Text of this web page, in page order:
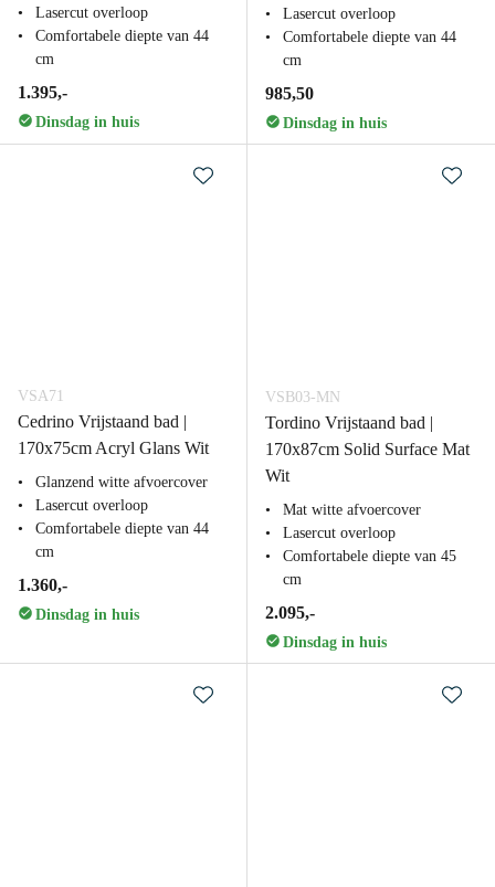
Lasercut overloop
Comfortabele diepte van 44
cm
1.395,-
Dinsdag in huis
Lasercut overloop
Comfortabele diepte van 44
cm
985,50
Dinsdag in huis
VSA71
Cedrino Vrijstaand bad |
170x75cm Acryl Glans Wit
Glanzend witte afvoercover
Lasercut overloop
Comfortabele diepte van 44
cm
1.360,-
Dinsdag in huis
VSB03-MN
Tordino Vrijstaand bad |
170x87cm Solid Surface Mat
Wit
Mat witte afvoercover
Lasercut overloop
Comfortabele diepte van 45
cm
2.095,-
Dinsdag in huis